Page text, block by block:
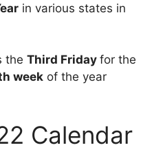
in various states in
the Third Friday for the
week of the year
Calendar